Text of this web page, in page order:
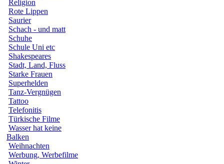
Religion
Rote Lippen
Saurier
Schach - und matt
Schuhe
Schule Uni etc
Shakespeares
Stadt, Land, Fluss
Starke Frauen
Superhelden
Tanz-Vergnügen
Tattoo
Telefonitis
Türkische Filme
Wasser hat keine
Balken
Weihnachten
Werbung, Werbefilme